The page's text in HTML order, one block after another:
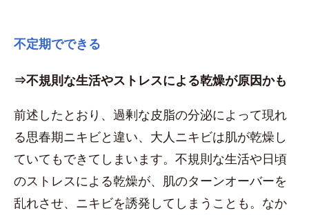
不定期でできる
⇒不規則な生活やストレスによる乾燥が原因かも
前述したとおり、過剰な皮脂の分泌によって現れ
る思春期ニキビと違い、大人ニキビは肌が乾燥し
ていてもできてしまいます。不規則な生活や日頃
のストレスによる乾燥が、肌のターンオーバーを
乱れさせ、ニキビを誘発してしまうことも。なか